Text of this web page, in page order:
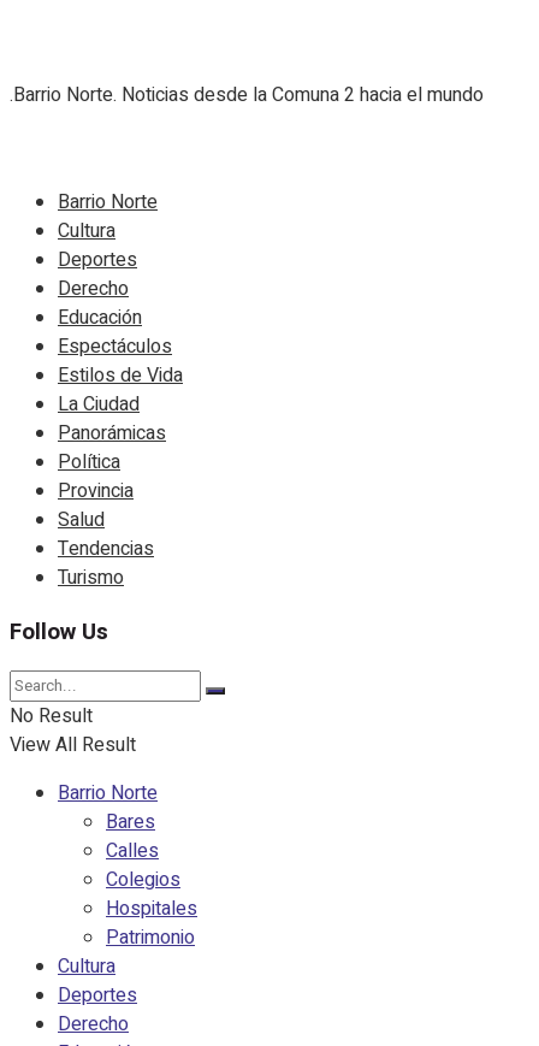
.Barrio Norte. Noticias desde la Comuna 2 hacia el mundo
Barrio Norte
Cultura
Deportes
Derecho
Educación
Espectáculos
Estilos de Vida
La Ciudad
Panorámicas
Política
Provincia
Salud
Tendencias
Turismo
Follow Us
No Result
View All Result
Barrio Norte
Bares
Calles
Colegios
Hospitales
Patrimonio
Cultura
Deportes
Derecho